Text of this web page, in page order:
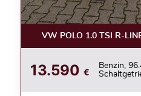
VW POLO 1.0 TSI R-
13.590 €
Benzin,